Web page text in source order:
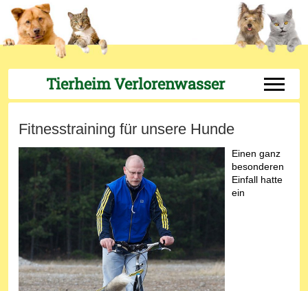
Tierheim Verlorenwasser Off-
Fitnesstraining für unsere Hunde
Einen ganz
besonderen
Einfall hatte
ein